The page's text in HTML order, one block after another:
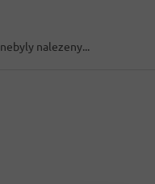
nebyly nalezeny...